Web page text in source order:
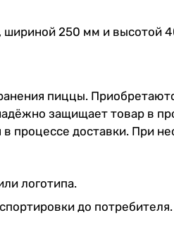
250 мм и высотой
пиццы.
защищает товар в
процессе доставки. При
логотипа.
до потребителя.